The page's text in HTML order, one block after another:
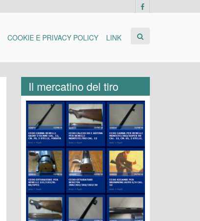
COOKIE E PRIVACY POLICY LINK
Il mercatino del tiro